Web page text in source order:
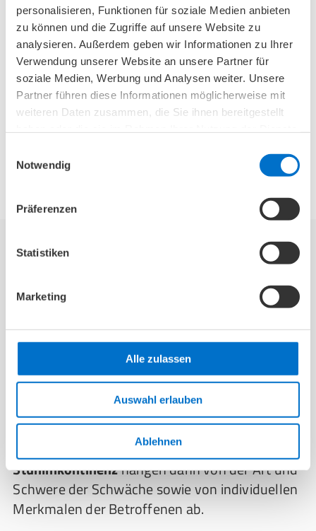
personalisieren, Funktionen für soziale Medien anbieten
zu können und die Zugriffe auf unsere Website zu
analysieren. Außerdem geben wir Informationen zu Ihrer
Verwendung unserer Website an unsere Partner für
soziale Medien, Werbung und Analysen weiter. Unsere
Partner führen diese Informationen möglicherweise mit
weiteren Daten zusammen, die Sie ihnen bereitgestellt
Notwendig
Präferenzen
Statistiken
Marketing
Alle zulassen
Auswahl erlauben
Ablehnen
Eine gründliche Diagnostik durch einen
Arzt/eine Ärztin ist erforderlich, um die
individuellen Ursachen und Formen der
Stuhlinkontinenz zu bestimmen und eine
geeignete Schließmuskelschwächen-Therapie
zu
Stuhlinkontinenz machen? Behandlung
Eine frühzeitige Diagnose der Darmschwäche
ist der erste Schritt, um das Leiden zu lindern
und eine vollständige Genesung zu
ermöglichen.
Behandlung und Therapie bei
Stuhlinkontinenzhängen dann von der Art und
Schwere der Schwäche sowie von individuellen
Merkmalen der Betroffenen ab.